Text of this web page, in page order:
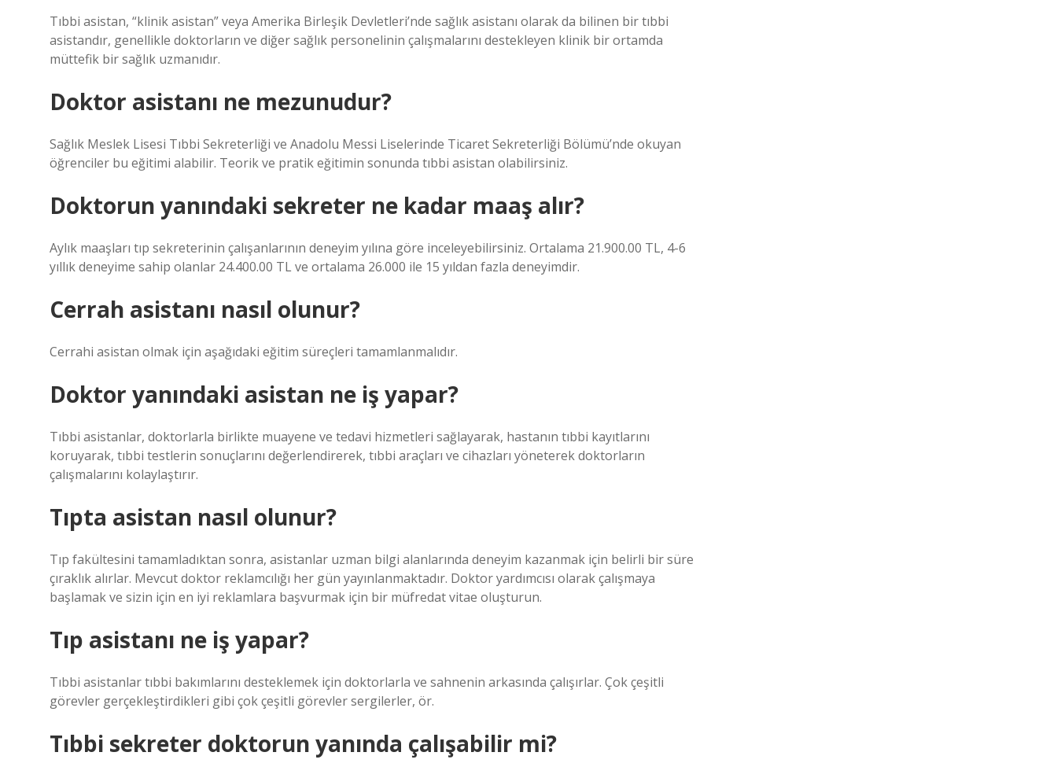
Tıbbi asistan, “klinik asistan” veya Amerika Birleşik Devletleri’nde sağlık asistanı olarak da bilinen bir tıbbi
asistandır, genellikle doktorların ve diğer sağlık personelinin çalışmalarını destekleyen klinik bir ortamda
müttefik bir sağlık uzmanıdır.
Doktor asistanı ne mezunudur?
Sağlık Meslek Lisesi Tıbbi Sekreterliği ve Anadolu Messi Liselerinde Ticaret Sekreterliği Bölümü’nde okuyan
öğrenciler bu eğitimi alabilir. Teorik ve pratik eğitimin sonunda tıbbi asistan olabilirsiniz.
Doktorun yanındaki sekreter ne kadar maaş alır?
Aylık maaşları tıp sekreterinin çalışanlarının deneyim yılına göre inceleyebilirsiniz. Ortalama 21.900.00 TL, 4-6
yıllık deneyime sahip olanlar 24.400.00 TL ve ortalama 26.000 ile 15 yıldan fazla deneyimdir.
Cerrah asistanı nasıl olunur?
Cerrahi asistan olmak için aşağıdaki eğitim süreçleri tamamlanmalıdır.
Doktor yanındaki asistan ne iş yapar?
Tıbbi asistanlar, doktorlarla birlikte muayene ve tedavi hizmetleri sağlayarak, hastanın tıbbi kayıtlarını
koruyarak, tıbbi testlerin sonuçlarını değerlendirerek, tıbbi araçları ve cihazları yöneterek doktorların
çalışmalarını kolaylaştırır.
Tıpta asistan nasıl olunur?
Tıp fakültesini tamamladıktan sonra, asistanlar uzman bilgi alanlarında deneyim kazanmak için belirli bir süre
çıraklık alırlar. Mevcut doktor reklamcılığı her gün yayınlanmaktadır. Doktor yardımcısı olarak çalışmaya
başlamak ve sizin için en iyi reklamlara başvurmak için bir müfredat vitae oluşturun.
Tıp asistanı ne iş yapar?
Tıbbi asistanlar tıbbi bakımlarını desteklemek için doktorlarla ve sahnenin arkasında çalışırlar. Çok çeşitli
görevler gerçekleştirdikleri gibi çok çeşitli görevler sergilerler, ör.
Tıbbi sekreter doktorun yanında çalışabilir mi?